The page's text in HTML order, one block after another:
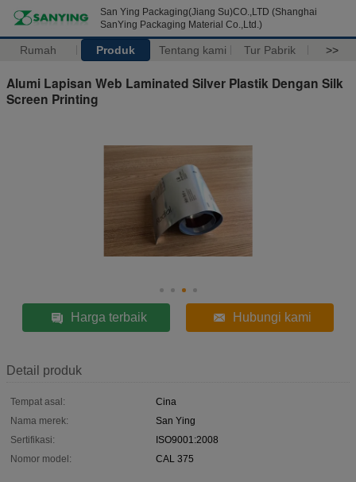
San Ying Packaging(Jiang Su)CO.,LTD (Shanghai
SanYing Packaging Material Co.,Ltd.)
Rumah Produk Tentang kami Tur Pabrik >>
Alumi Lapisan Web Laminated Silver Plastik Dengan Silk
Screen Printing
Harga terbaik Hubungi kami
Detail produk
Tempat asal:
Cina
Nama merek:
San Ying
Sertifikasi:
ISO9001:2008
Nomor model:
CAL 375